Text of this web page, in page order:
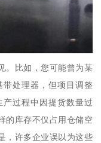
。比如，您可能曾为某
处理器，但项目调整
过程中因提货数量过
的库存不仅占用仓储空
，许多企业误以为这些